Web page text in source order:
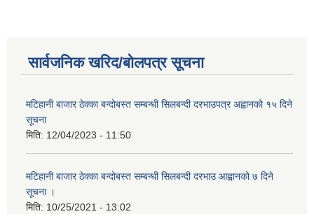
सार्वजनिक खरिद/बोलपत्र सूचना
मटिहानी बाजार ठेक्का बन्दोबस्त सम्बन्धी सिलबन्दी दरभाउपत्र अह्वानको १५ दिने
सूचना
मिति: 12/04/2023 - 11:50
मटिहानी बाजार ठेक्का बन्दोबस्त सम्बन्धी सिलबन्दी दरभाउ आह्वानको ७ दिने
सूचना ।
मिति: 10/25/2021 - 13:02